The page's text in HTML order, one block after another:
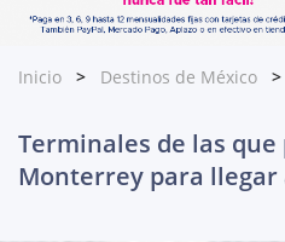
Inicio Destinos de México
Terminales de las
Monterrey para llegar